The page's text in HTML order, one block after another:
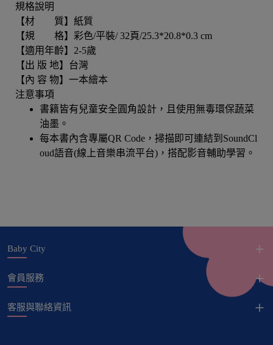
規格說明
【材 質】紙質
【規 格】彩色/平裝/ 32頁/25.3*20.8*0.3 cm
【適用年齡】2-5歲
【出 版 地】台灣
【內 容 物】一本繪本
注意事項
書籍皆有兒童安全圓角設計，且使用無毒環保蔬菜
油墨。
每本書內含專屬QR Code，掃描即可連結到SoundCl
oud語音(線上音樂串流平台)，搭配影音輔助學習。
Baby City
會員服務
客服與聯絡資訊